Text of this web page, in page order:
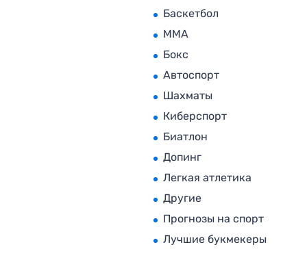
Баскетбол
MMA
Бокс
Автоспорт
Шахматы
Киберспорт
Биатлон
Допинг
Легкая атлетика
Другие
Прогнозы на спорт
Лучшие букмекеры